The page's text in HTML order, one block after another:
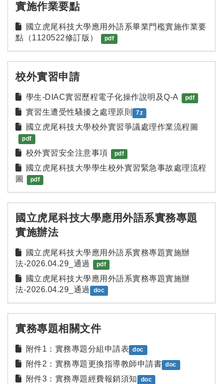
實施作業要點
國立虎尾科技大學應用外語系畢業門檻實施作業要
點（1120522修訂版）
pdf
校外實習申請
學生-DIAC實習歷程電子化操作說明及Q-A pdf
實習生遭受性騷擾之處理原則 7z
國立虎尾科技大學校外實習爭議處理作業流程圖
pdf
校外實習安全注意事項 pdf
國立虎尾科技大學學生校外實習緊急事故處理流程
圖
pdf
國立虎尾科技大學應用外語系實務專題
實施辦法
國立虎尾科技大學應用外語系實務專題實施辦
法-2026.04.29_通過
pdf
國立虎尾科技大學應用外語系實務專題實施辦
法-2026.04.29_通過
doc
實務專題相關文件
附件1：實務專題分組申請表 doc
附件2：實務專題更換指導教師申請書 doc
附件3：實務專題經費報銷須知 doc